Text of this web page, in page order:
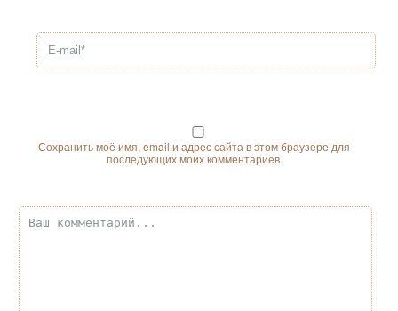
Сохранить моё имя, email и адрес сайта в этом браузере для
последующих моих комментариев.